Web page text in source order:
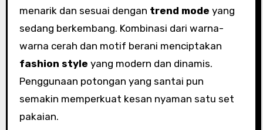
menarik dan sesuai dengan trend mode yang
sedang berkembang. Kombinasi dari warna-
warna cerah dan motif berani menciptakan
fashion style yang modern dan dinamis.
Penggunaan potongan yang santai pun
semakin memperkuat kesan nyaman satu set
pakaian.